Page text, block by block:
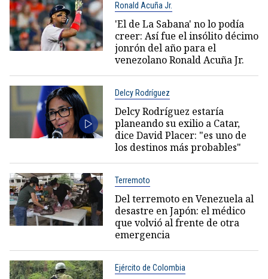
Ronald Acuña Jr.
'El de La Sabana' no lo podía
creer: Así fue el insólito décimo
jonrón del año para el
venezolano Ronald Acuña Jr.
Delcy Rodríguez
Delcy Rodríguez estaría
planeando su exilio a Catar,
dice David Placer: "es uno de
los destinos más probables"
Terremoto
Del terremoto en Venezuela al
desastre en Japón: el médico
que volvió al frente de otra
emergencia
Ejército de Colombia